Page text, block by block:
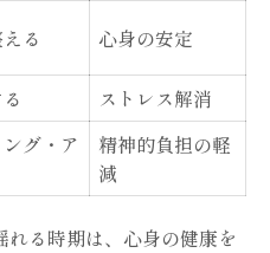
る 心身の安定
ストレス解消
グ・ア
精神的負担の軽
減
る時期は、心身の健康を